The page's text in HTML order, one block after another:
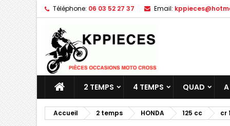
Téléphone: 06 03 52 27 37 Email:
2 TEMPS 4 TEMPS QUAD
Accueil 2 temps HONDA 125 cc cr